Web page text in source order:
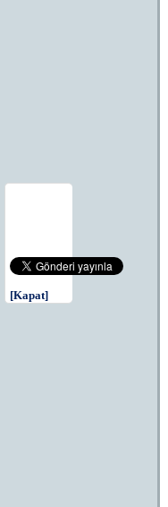
[Kapat]